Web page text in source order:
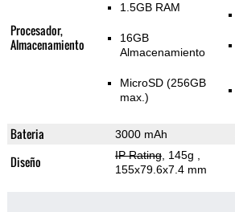
Procesador,
Almacenamiento
1.5GB RAM
16GB
Almacenamiento
MicroSD (256GB
max.)
Bateria 3000 mAh
Diseño IP Rating, 145g
155x79.6x7.4 mm